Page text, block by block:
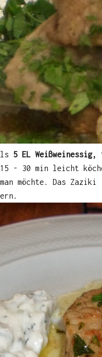
5 EL Weißweinessig,
- 30 min leicht
man möchte. Das